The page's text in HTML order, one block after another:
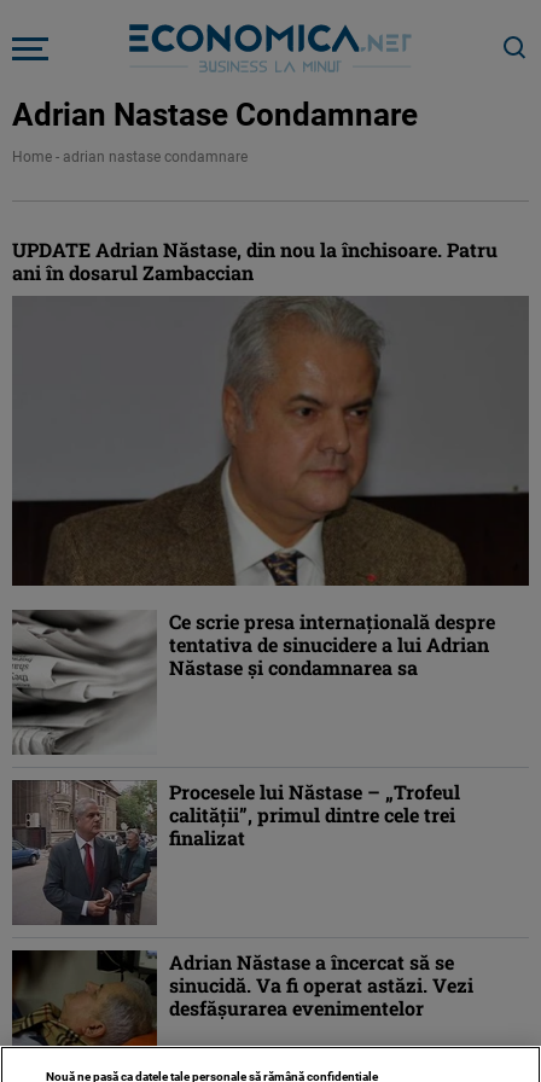
Adrian Nastase Condamnare
Home - adrian nastase condamnare
UPDATE Adrian Năstase, din nou la închisoare. Patru
ani în dosarul Zambaccian
Ce scrie presa internaţională despre
tentativa de sinucidere a lui Adrian
Năstase şi condamnarea sa
Procesele lui Năstase – „Trofeul
calităţii”, primul dintre cele trei
finalizat
Adrian Năstase a încercat să se
sinucidă. Va fi operat astăzi. Vezi
desfăşurarea evenimentelor
Nouă ne pasă ca datele tale personale să rămână confidențiale